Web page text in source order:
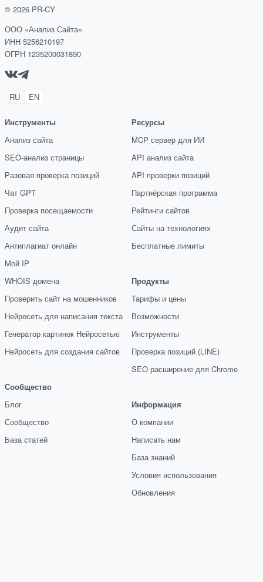
© 2026 PR-CY
ООО «Анализ Сайта»
ИНН 5256210197
ОГРН 1235200031890
RU EN
Инструменты
Анализ сайта
SEO-анализ страницы
Разовая проверка позиций
Чат GPT
Проверка посещаемости
Аудит сайта
Антиплагиат онлайн
Мой IP
WHOIS домена
Проверить сайт на мошенников
Нейросеть для написания текста
Генератор картинок Нейросетью
Нейросеть для создания сайтов
Сообщество
Блог
Сообщество
База статей
Ресурсы
MCP сервер для ИИ
API анализ сайта
API проверки позиций
Партнёрская программа
Рейтинги сайтов
Сайты на технологиях
Бесплатные лимиты
Продукты
Тарифы и цены
Возможности
Инструменты
Проверка позиций (LINE)
SEO расширение для Chrome
Информация
О компании
Написать нам
База знаний
Условия использования
Обновления